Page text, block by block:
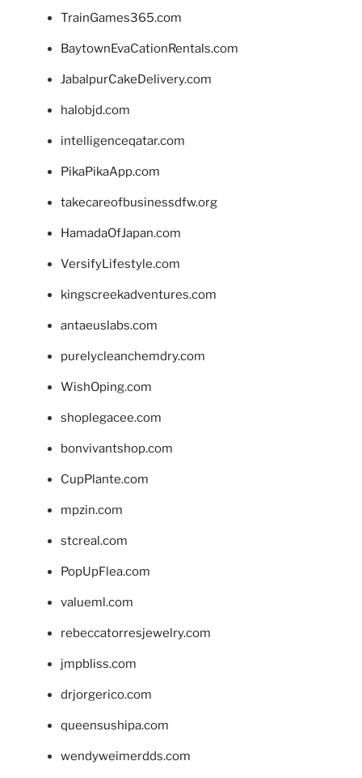
TrainGames365.com
BaytownEvaCationRentals.com
JabalpurCakeDelivery.com
halobjd.com
intelligenceqatar.com
PikaPikaApp.com
takecareofbusinessdfw.org
HamadaOfJapan.com
VersifyLifestyle.com
kingscreekadventures.com
antaeuslabs.com
purelycleanchemdry.com
WishOping.com
shoplegacee.com
bonvivantshop.com
CupPlante.com
mpzin.com
stcreal.com
PopUpFlea.com
valueml.com
rebeccatorresjewelry.com
jmpbliss.com
drjorgerico.com
queensushipa.com
wendyweimerdds.com